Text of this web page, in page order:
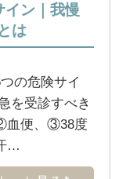
イン｜我慢
は
の危険サイ
を受診すべき
血便、③38度
…